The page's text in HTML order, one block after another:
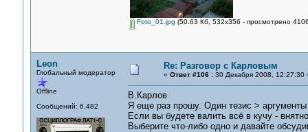
Foto_01.jpg (50.63 Кб, 532x356 - просмотрено
Leon
Глобальный модератор
Offline
Сообщений: 6,482
Re: Разговор с Карловым
« Ответ #106 :30 Декабря 2008, 12:27:30
В.Карлов
Я еще раз прошу. Один тезис >
Если вы будете валить всё в кучу -
Выберите что-либо одно и давайте